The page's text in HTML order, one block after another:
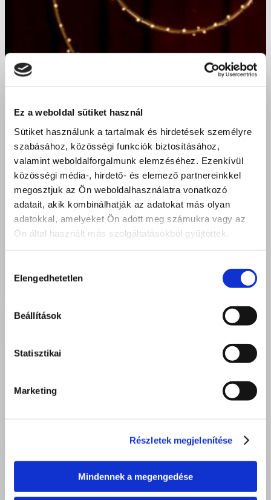
Ez a weboldal sütiket használ
Sütiket használunk a tartalmak és hirdetések személyre
szabásához, közösségi funkciók biztosításához,
valamint weboldalforgalmunk elemzéséhez. Ezenkívül
közösségi média-, hirdető- és elemező partnereinkkel
megosztjuk az Ön weboldalhasználatra vonatkozó
adatait, akik kombinálhatják az adatokat más olyan
adatokkal, amelyeket Ön adott meg számukra vagy az
Ön által használt más szolgáltatásokból gyűjtöttek.
kiválasztása
Elengedhetetlen
Beállítások
Statisztikai
Marketing
Részletek megjelenítése
Mindennek a megengedése
Útjaink százfelé válnak, de szívünk egy célért dobog –
Debrecen Postakert 2024